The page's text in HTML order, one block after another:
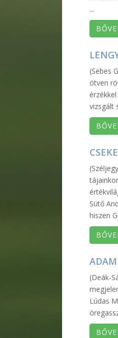
...
(Sebes
ötven
vizsgált
Sütő
hiszen
(Deák-
Lúdas